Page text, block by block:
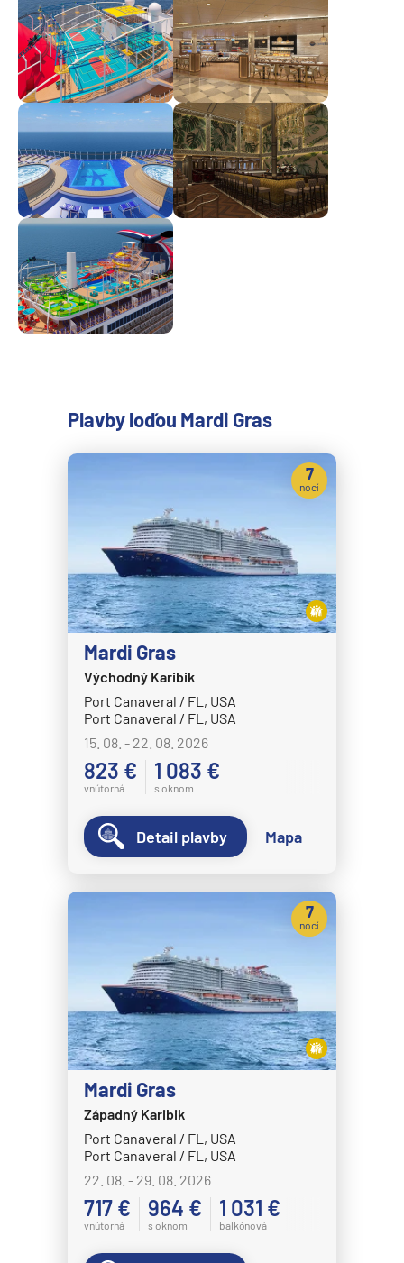
Plavby loďou Mardi Gras
Mardi Gras
Východný Karibik
Port Canaveral / FL, USA
Port Canaveral / FL, USA
15. 08. - 22. 08. 2026
823 €
vnútorná
1 083 €
s oknom
7
nocí
Detail plavby Mapa
Mardi Gras
Západný Karibik
Port Canaveral / FL, USA
Port Canaveral / FL, USA
22. 08. - 29. 08. 2026
717 €
vnútorná
964 €
s oknom
1 031 €
balkónová
7
nocí